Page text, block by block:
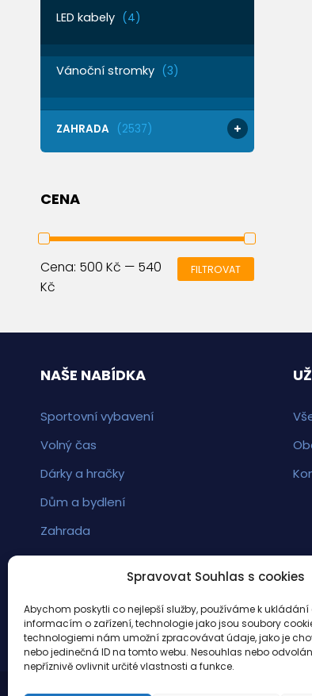
Spravovat Souhlas s cookies
Abychom poskytli co nejlepší služby, používáme k
informacím o zařízení, technologie jako jsou soubory
technologiemi nám umožní zpracovávat údaje, jako je
nebo jedinečná ID na tomto webu. Nesouhlas nebo
nepříznivě ovlivnit určité vlastnosti a funkce.
LED kabely (4)
Vánoční stromky (3)
ZAHRADA (2537)
CENA
FILTROVAT
Cena: 500 Kč — 540
Kč
NAŠE NABÍDKA
Sportovní vybavení
Volný čas
Dárky a hračky
Dům a bydlení
Zahrada